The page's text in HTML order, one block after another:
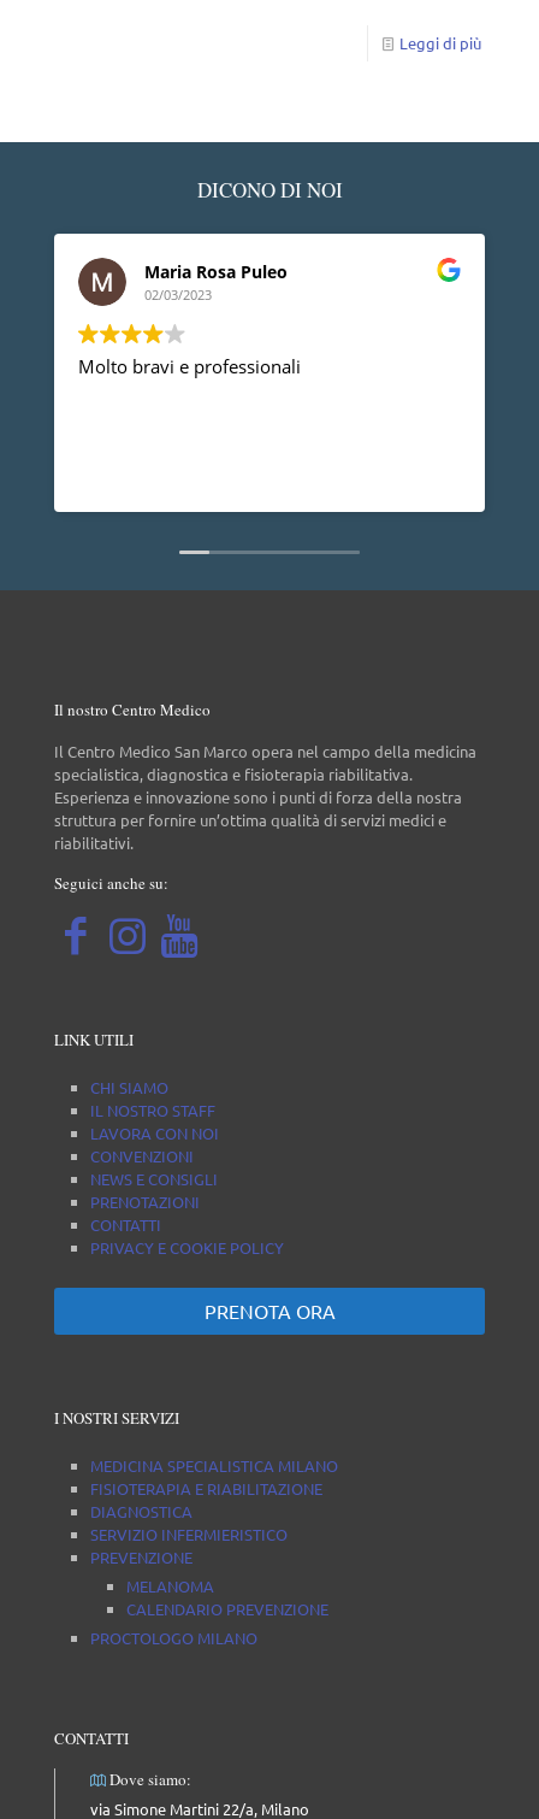
Leggi di più
DICONO DI NOI
Maria Rosa Puleo
02/03/2023
Molto bravi e professionali
Il nostro Centro Medico
Il Centro Medico San Marco opera nel campo della medicina
specialistica, diagnostica e fisioterapia riabilitativa.
Esperienza e innovazione sono i punti di forza della nostra
struttura per fornire un’ottima qualità di servizi medici e
riabilitativi.
Seguici anche su:
LINK UTILI
CHI SIAMO
IL NOSTRO STAFF
LAVORA CON NOI
CONVENZIONI
NEWS E CONSIGLI
PRENOTAZIONI
CONTATTI
PRIVACY E COOKIE POLICY
PRENOTA ORA
I NOSTRI SERVIZI
MEDICINA SPECIALISTICA MILANO
FISIOTERAPIA E RIABILITAZIONE
DIAGNOSTICA
SERVIZIO INFERMIERISTICO
PREVENZIONE
MELANOMA
CALENDARIO PREVENZIONE
PROCTOLOGO MILANO
CONTATTI
Dove siamo:
via Simone Martini 22/a, Milano